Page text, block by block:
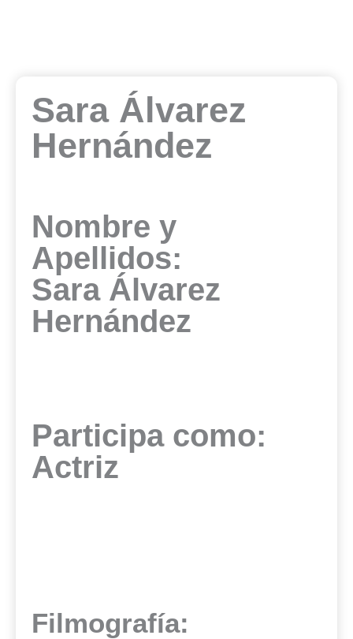
Sara Álvarez
Hernández
Nombre y
Apellidos:
Sara Álvarez
Hernández
Participa como:
Actriz
Filmografía: